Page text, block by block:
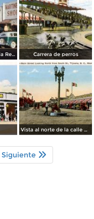
Comercios en Avenida Revolución Carrera de perros
Vista al norte de la calle principal, desde la Calle Sur
Siguiente